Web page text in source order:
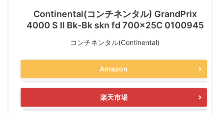
Continental(コンチネンタル) GrandPrix
4000 S II Bk-Bk skn fd 700x25C 0100945
コンチネンタル(Continental)
Amazon
楽天市場